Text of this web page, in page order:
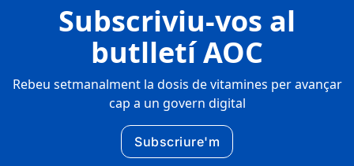
Subscriviu-vos al
butlletí AOC
Rebeu setmanalment la dosis de vitamines per avançar
cap a un govern digital
Subscriure'm